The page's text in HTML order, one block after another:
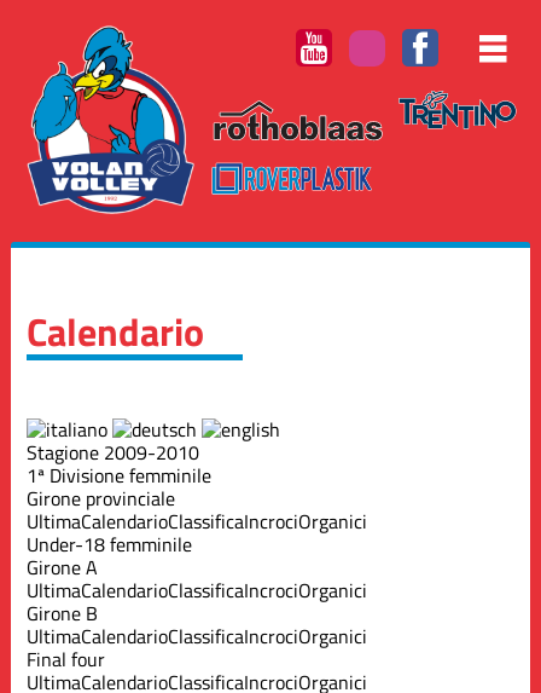
Calendario
Stagione 2009-2010
1ª Divisione femminile
Girone provinciale
UltimaCalendarioClassificaIncrociOrganici
Under-18 femminile
Girone A
UltimaCalendarioClassificaIncrociOrganici
Girone B
UltimaCalendarioClassificaIncrociOrganici
Final four
UltimaCalendarioClassificaIncrociOrganici